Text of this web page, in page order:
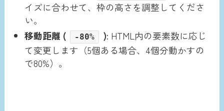
イズに合わせて、枠の高さを調整してくださ
い。
移動距離 (
-80% ): HTML内の要素数に応じ
て変更します（5個ある場合、4個分動かすの
で80%）。